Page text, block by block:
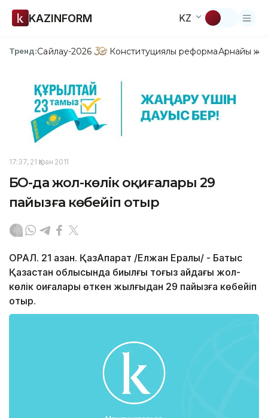
KAZINFORM KZ
Тренд:Сайлау-2026 Конституциялық реформаАрнайы
17:37, 21 Қазан 2011
БҚО-да жол-көлік оқиғалары 29
пайызға көбейіп отыр
ОРАЛ. 21 қазан. ҚазАқпарат /Елжан Ералы/ - Батыс
Қазақстан облысында биылғы тоғыз айдағы жол-
көлік оқиғалары өткен жылғыдан 29 пайызға көбейіп
отыр.